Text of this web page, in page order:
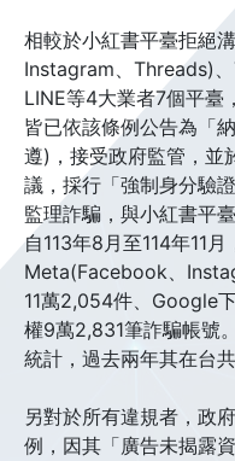
相較於小紅書平臺拒絕
Instagram、Threads)
LINE等4大業者7個平臺
皆已依該條例公告為「
遵)，接受政府監管，並
議，採行「強制身分驗
監理詐騙，與小紅書平
自113年8月至114年11
Meta(Facebook、
11萬2,054件、Google
權9萬2,831筆詐騙帳號
統計，過去兩年其在台
另對於所有違規者，政
例，因其「廣告未揭露